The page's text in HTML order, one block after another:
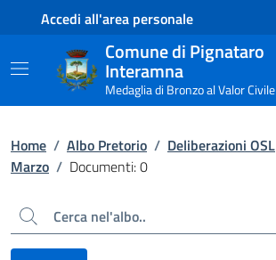
Contenuto principale
Piede di paginaAccedi all'area personale
Comune di Pignataro
Interamna
Medaglia di Bronzo al Valor Civile
Home / Albo Pretorio / Deliberazioni OSL
Marzo / Documenti: 0
Cerca